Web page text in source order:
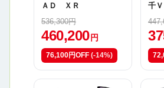
ＡＤ ＸＲ
536,300円
460,200 円
76,100円OFF (-14%)
千Ｖ